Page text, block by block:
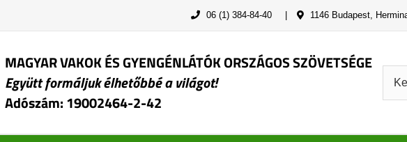
06 (1) 384-84-40 1146 Budapest,
MAGYAR VAKOK ÉS GYENGÉNLÁTÓK ORSZÁGOS SZÖVETSÉGE
Együtt formáljuk élhetőbbé a világot!
Adószám: 19002464-2-42